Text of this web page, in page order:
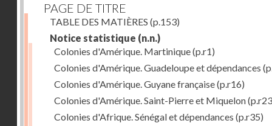
PAGE DE TITRE
TABLE DES MATIÈRES (p.153)
Notice statistique (n.n.)
Colonies d'Amérique. Martinique(p.r1)
Colonies d'Amérique. Guadeloupe et dépendances
Colonies d'Amérique. Guyane française(p.r16)
Colonies d'Amérique. Saint-Pierre et Miquelon
Colonies d'Afrique. Sénégal et dépendances (p.r35)